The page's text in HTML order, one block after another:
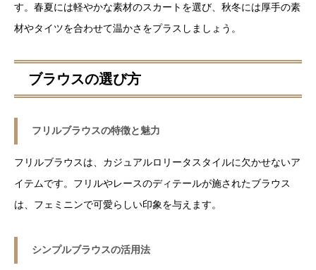
す。春夏には軽やかな素材のスカートを選び、秋冬には厚手の素
材やタイツを合わせて温かさをプラスしましょう。
ブラウスの選び方
フリルブラウスの特徴と魅力
フリルブラウスは、カジュアルロリータスタイルに欠かせないア
イテムです。フリルやレースのディテールが施されたブラウス
は、フェミニンで可愛らしい印象を与えます。
シンプルブラウスの活用法